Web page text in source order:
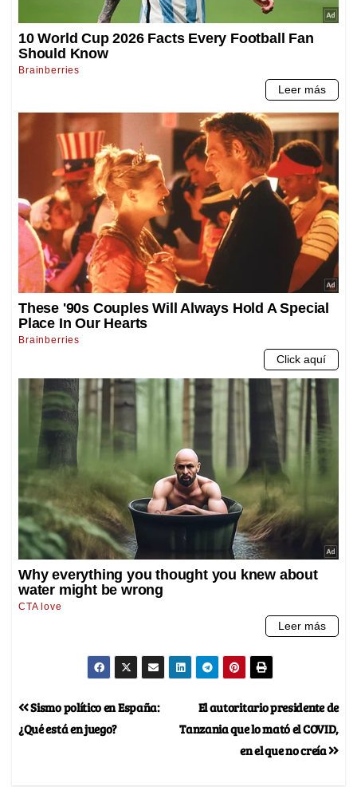
El autoritario presidente de
Tanzania que lo mató el COVID,
en el que no creía
Sismo político en España:
¿Qué está en juego?